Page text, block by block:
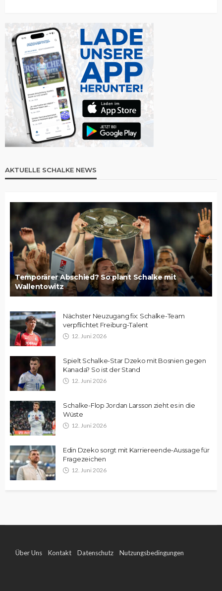
AKTUELLE SCHALKE NEWS
Temporärer Abschied? So plant Schalke mit
Wallentowitz
Nächster Neuzugang fix: Schalke-Team
verpflichtet Freiburg-Talent
12. Juni 2026
Spielt Schalke-Star Dzeko mit Bosnien gegen
Kanada? So ist der Stand
12. Juni 2026
Schalke-Flop Jordan Larsson zieht es in die
Wüste
12. Juni 2026
Edin Dzeko sorgt mit Karriereende-Aussage für
Fragezeichen
12. Juni 2026
Über Uns Kontakt Datenschutz Nutzungsbedingungen